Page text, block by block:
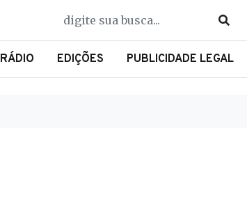
RÁDIO EDIÇÕES PUBLICIDADE LEGAL